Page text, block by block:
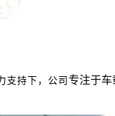
支持下，公司 专注于车